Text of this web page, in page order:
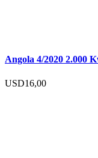
Angola 4/2020 2.000
USD16,00